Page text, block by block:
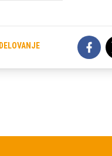
DELOVANJE